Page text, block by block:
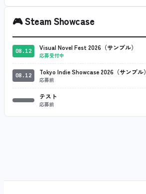
🎮Steam Showcase
08.12 Visual Novel Fest 2026（サンプル）
応募受付中
08.12 Tokyo Indie Showcase 2026（サンプル）
応募前
テスト
応募前